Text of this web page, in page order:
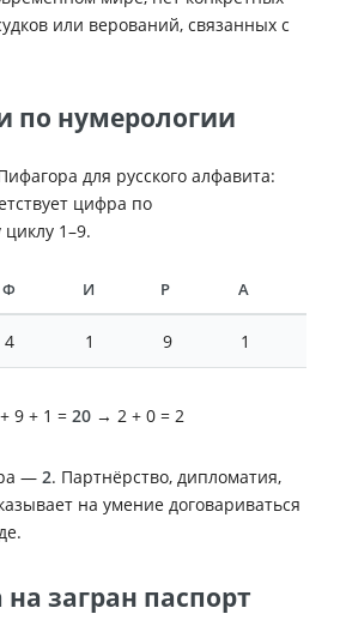
или верований, связанных с
по нумерологии
для русского алфавита:
цифра по
1–9.
Ф И Р А
4 1 9 1
9 + 1 = 20 → 2 + 0 = 2
— 2. Партнёрство, дипломатия,
на умение договариваться
загран паспорт